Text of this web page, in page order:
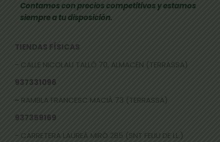
Contamos con precios competitivos y estamos
siempre a tu disposición.
TIENDAS FÍSICAS
- CALLE NICOLAU TALLÓ 70, ALMACÉN (TERRASSA)
937331096
- RAMBLA FRANCESC MACIÀ 73 (TERRASSA)
937359169
- CARRETERA LAUREÀ MIRÓ 285 (SNT FELIU DE LL.)